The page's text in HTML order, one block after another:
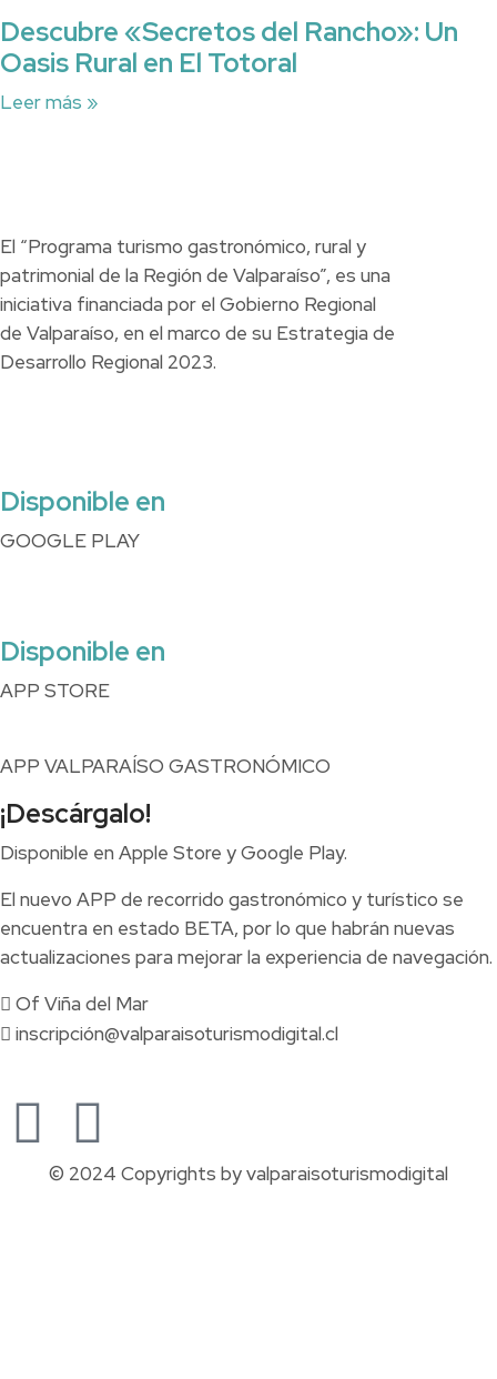
Descubre «Secretos del Rancho»: Un
Oasis Rural en El Totoral
Leer más »
El “Programa turismo gastronómico, rural y
patrimonial de la Región de Valparaíso”, es una
iniciativa financiada por el Gobierno Regional
de Valparaíso, en el marco de su Estrategia de
Desarrollo Regional 2023.
Disponible en
GOOGLE PLAY
Disponible en
APP STORE
APP VALPARAÍSO GASTRONÓMICO
¡Descárgalo!
Disponible en Apple Store y Google Play.
El nuevo APP de recorrido gastronómico y turístico se
encuentra en estado BETA, por lo que habrán nuevas
actualizaciones para mejorar la experiencia de navegación.
Of Viña del Mar
inscripción@valparaisoturismodigital.cl
© 2024 Copyrights by valparaisoturismodigital